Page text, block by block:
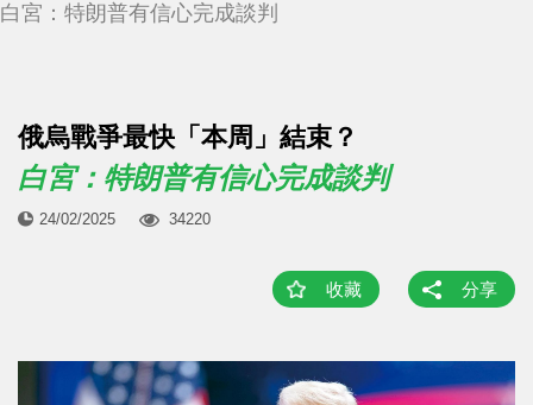
白宮：特朗普有信心完成談判
俄烏戰爭最快「本周」結束？
白宮：特朗普有信心完成談判
24/02/2025 34220
收藏 分享